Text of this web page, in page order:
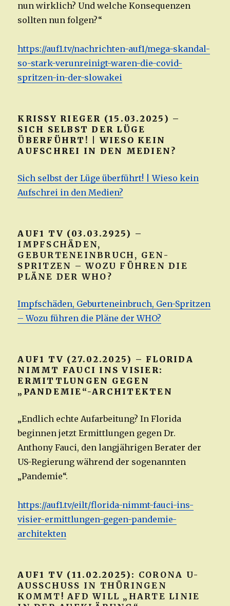
nun wirklich? Und welche Konsequenzen
sollten nun folgen?“
https://auf1.tv/nachrichten-auf1/mega-skandal-
so-stark-verunreinigt-waren-die-covid-
spritzen-in-der-slowakei
KRISSY RIEGER (15.03.2025) –
SICH SELBST DER LÜGE
ÜBERFÜHRT! | WIESO KEIN
AUFSCHREI IN DEN MEDIEN?
Sich selbst der Lüge überführt! | Wieso kein
Aufschrei in den Medien?
AUF1 TV (03.03.2925) –
IMPFSCHÄDEN,
GEBURTENEINBRUCH, GEN-
SPRITZEN – WOZU FÜHREN DIE
PLÄNE DER WHO?
Impfschäden, Geburteneinbruch, Gen-Spritzen
– Wozu führen die Pläne der WHO?
AUF1 TV (27.02.2025) – FLORIDA
NIMMT FAUCI INS VISIER:
ERMITTLUNGEN GEGEN
„PANDEMIE“-ARCHITEKTEN
„Endlich echte Aufarbeitung? In Florida
beginnen jetzt Ermittlungen gegen Dr.
Anthony Fauci, den langjährigen Berater der
US-Regierung während der sogenannten
„Pandemie“.
https://auf1.tv/eilt/florida-nimmt-fauci-ins-
visier-ermittlungen-gegen-pandemie-
architekten
AUF1 TV (11.02.2025): CORONA U-
AUSSCHUSS IN THÜRINGEN
KOMMT! AFD WILL „HARTE LINIE